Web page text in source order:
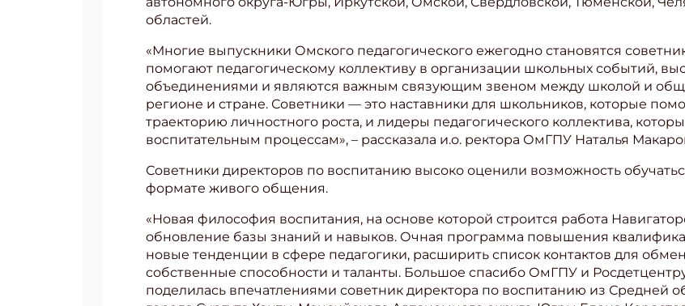
областей.
«Многие выпускники Омского педагогического ежегодно становятся
помогают педагогическому коллективу в организации школьных событий,
объединениями и являются важным связующим звеном между школой и
регионе и стране. Советники — это наставники для школьников, которые
траекторию личностного роста, и лидеры педагогического коллектива,
воспитательным процессам», – рассказала и.о. ректора ОмГПУ Наталья
Советники директоров по воспитанию высоко оценили возможность
формате живого общения.
«Новая философия воспитания, на основе которой строится работа
обновление базы знаний и навыков. Очная программа повышения
новые тенденции в сфере педагогики, расширить список контактов для
собственные способности и таланты. Большое спасибо ОмГПУ и
поделилась впечатлениями советник директора по воспитанию из